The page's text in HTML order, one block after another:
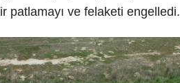
patlamayı ve felaketi engelledi.